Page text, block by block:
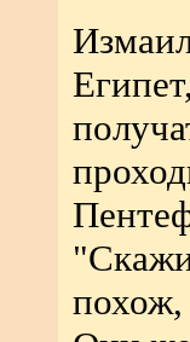
похож,